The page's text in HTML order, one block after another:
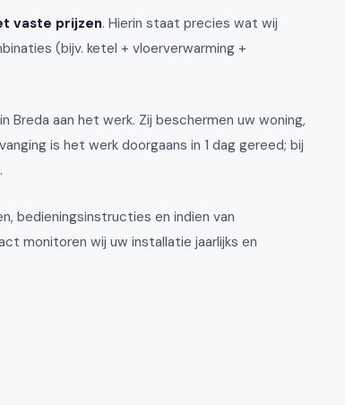
vaste prijzen. Hierin staat precies wat wij
(bijv. ketel + vloerverwarming +
Breda aan het werk. Zij beschermen uw woning,
is het werk doorgaans in 1 dag gereed; bij
bedieningsinstructies en indien van
monitoren wij uw installatie jaarlijks en